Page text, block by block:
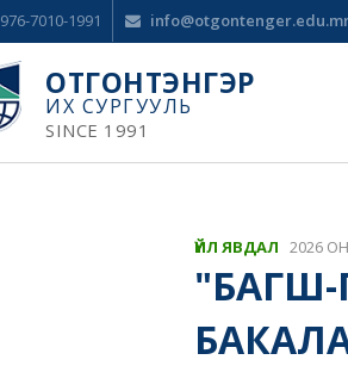
976-7010-1991
ОТГОНТЭНГЭР
ИХ СУРГУУЛЬ
SINCE 1991
ҮЙЛ ЯВДАЛ 2026